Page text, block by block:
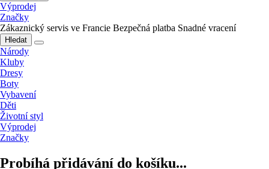
Výprodej
Značky
Zákaznický servis ve Francie Bezpečná platba Snadné vracení
Hledat
Národy
Kluby
Dresy
Boty
Vybavení
Děti
Životní styl
Výprodej
Značky
Probíhá přidávání do košíku...